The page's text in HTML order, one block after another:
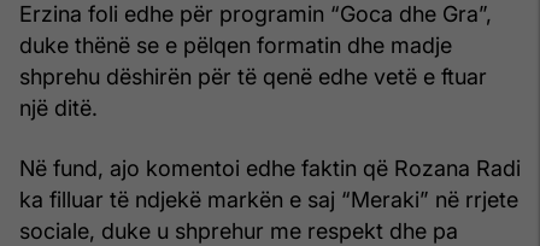
Erzina foli edhe për programin “Goca dhe Gra”,
duke thënë se e pëlqen formatin dhe madje
shprehu dëshirën për të qenë edhe vetë e ftuar
një ditë.
Në fund, ajo komentoi edhe faktin që Rozana Radi
ka filluar të ndjekë markën e saj “Meraki” në rrjete
sociale, duke u shprehur me respekt dhe pa